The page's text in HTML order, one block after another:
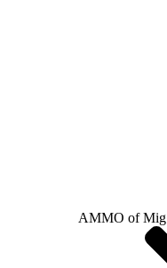
AMMO of Mig